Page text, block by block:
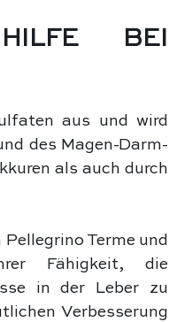
HILFE BEI
aus und wird
des Magen-Darm-
als auch durch
Terme und
Fähigkeit, die
in der Leber zu
Verbesserung